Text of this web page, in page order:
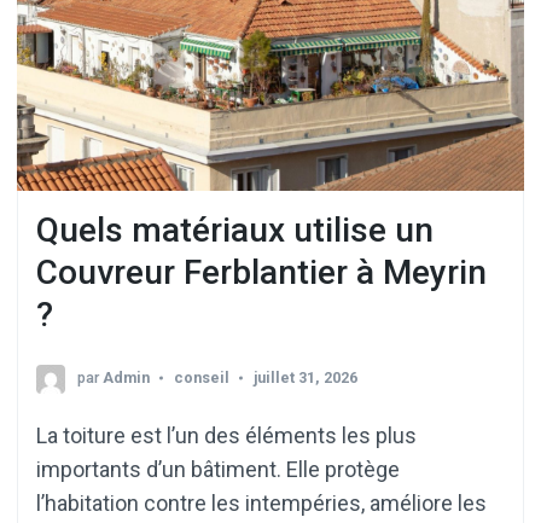
Quels matériaux utilise un
Couvreur Ferblantier à Meyrin
?
parAdmin conseil juillet 31, 2026
La toiture est l’un des éléments les plus
importants d’un bâtiment. Elle protège
l’habitation contre les intempéries, améliore les